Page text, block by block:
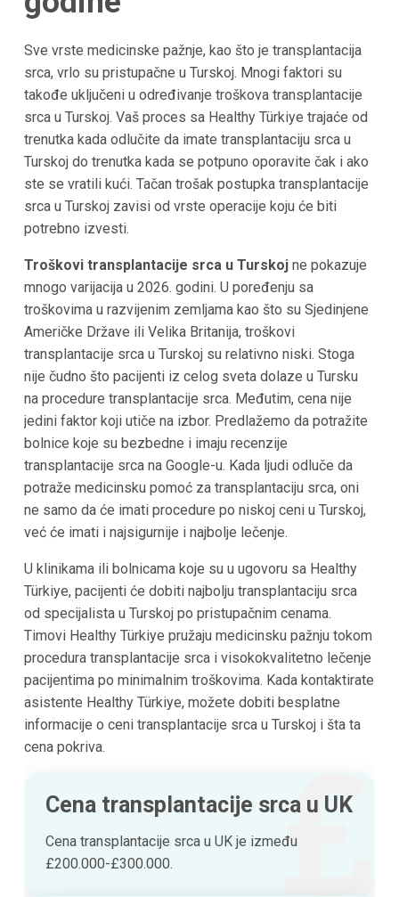
Sve vrste medicinske pažnje, kao što je transplantacija
srca, vrlo su pristupačne u Turskoj. Mnogi faktori su
takođe uključeni u određivanje troškova transplantacije
srca u Turskoj. Vaš proces sa Healthy Türkiye trajaće od
trenutka kada odlučite da imate transplantaciju srca u
Turskoj do trenutka kada se potpuno oporavite čak i ako
ste se vratili kući. Tačan trošak postupka transplantacije
srca u Turskoj zavisi od vrste operacije koju će biti
potrebno izvesti.
Troškovi transplantacije srca u Turskojne pokazuje
mnogo varijacija u 2026. godini. U poređenju sa
troškovima u razvijenim zemljama kao što su Sjedinjene
Američke Države ili Velika Britanija, troškovi
transplantacije srca u Turskoj su relativno niski. Stoga
nije čudno što pacijenti iz celog sveta dolaze u Tursku
na procedure transplantacije srca. Međutim, cena nije
jedini faktor koji utiče na izbor. Predlažemo da potražite
bolnice koje su bezbedne i imaju recenzije
transplantacije srca na Google-u. Kada ljudi odluče da
potraže medicinsku pomoć za transplantaciju srca, oni
ne samo da će imati procedure po niskoj ceni u Turskoj,
već će imati i najsigurnije i najbolje lečenje.
U klinikama ili bolnicama koje su u ugovoru sa Healthy
Türkiye, pacijenti će dobiti najbolju transplantaciju srca
od specijalista u Turskoj po pristupačnim cenama.
Timovi Healthy Türkiye pružaju medicinsku pažnju tokom
procedura transplantacije srca i visokokvalitetno lečenje
pacijentima po minimalnim troškovima. Kada kontaktirate
asistente Healthy Türkiye, možete dobiti besplatne
informacije o ceni transplantacije srca u Turskoj i šta ta
cena pokriva.
Cena transplantacije srca u UK
Cena transplantacije srca u UK je između
£200.000-£300.000.